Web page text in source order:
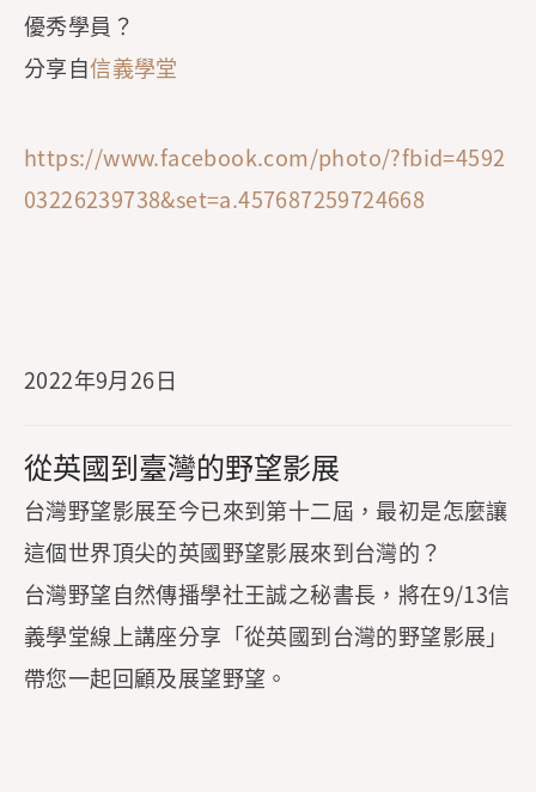
優秀學員？
分享自信義學堂
https://www.facebook.com/photo/?fbid=4592
03226239738&set=a.457687259724668
2022年9月26日
從英國到臺灣的野望影展
台灣野望影展至今已來到第十二屆，最初是怎麼讓
這個世界頂尖的英國野望影展來到台灣的？
台灣野望自然傳播學社王誠之秘書長，將在9/13信
義學堂線上講座分享「從英國到台灣的野望影展」
帶您一起回顧及展望野望。